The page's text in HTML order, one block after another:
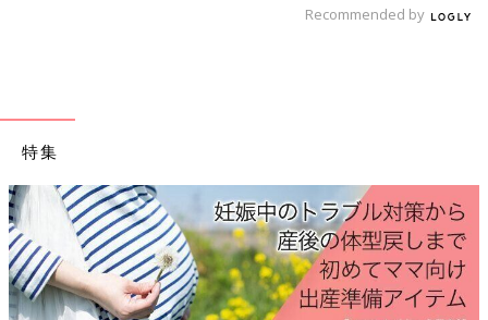
い…環境を変えてみるのも◎ 赤ちゃん
うしても泣き止まない時は、ぜひ気分転換を試
してみてください。
Recommended by
特集